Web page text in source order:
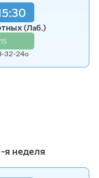
(Лаб.)
32-24o
я неделя